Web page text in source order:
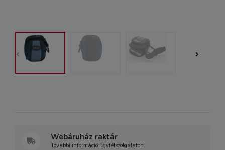
Webáruház raktár
További információ ügyfélszolgálaton.